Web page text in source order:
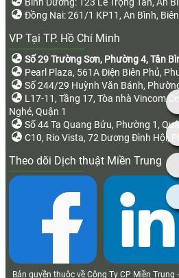
Đồng Nai: 261/1 KP11, An Bình,
VP Tại TP. Hồ Chí Minh
Số 29 Trường Sơn, Phường 4, Tân
Pearl Plaza, 561A Điện Biên Phủ,
Số 244/29 Huỳnh Văn Bánh,
L17-11, Tầng 17, Tòa nhà Vincom
Nghé, Quận 1
Số 44 Tạ Quang Bửu, Phường 1,
C10, Rio Vista, 72 Dương Đình Hội,
Theo dõi Dịch thuật Miền Trung
Bản quyền thuộc về Công Ty CP Miền